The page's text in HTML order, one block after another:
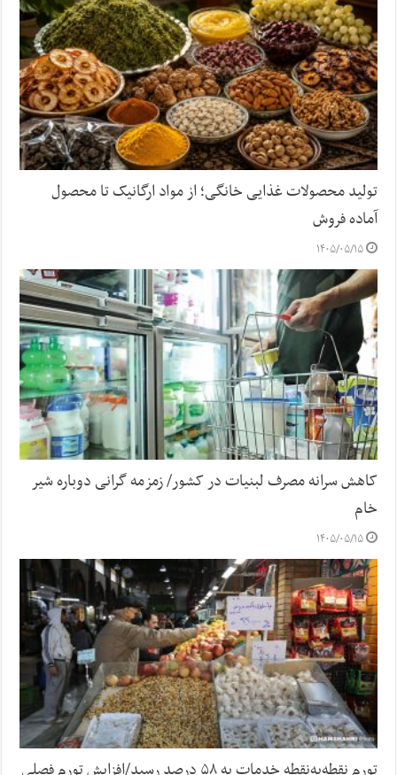
تولید محصولات غذایی خانگی؛ از مواد ارگانیک تا محصول
آماده فروش
۱۴۰۵/۰۵/۱۵
کاهش سرانه مصرف لبنیات در کشور/ زمزمه گرانی دوباره شیر
خام
۱۴۰۵/۰۵/۱۵